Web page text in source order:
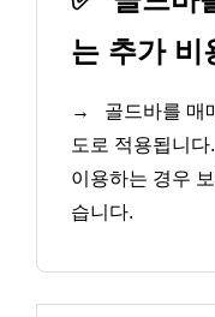
는 추가 비
→
골드바를 매
도로 적용됩니
이용하는 경우
습니다.